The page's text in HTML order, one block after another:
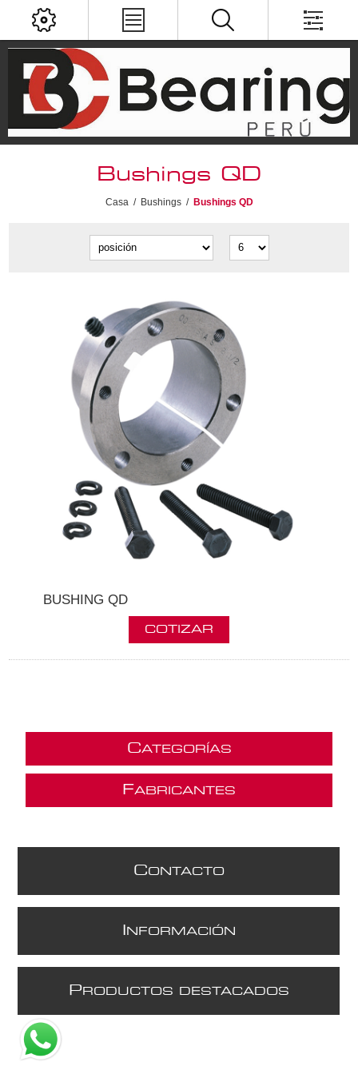
Bushings QD
Casa / Bushings / Bushings QD
BUSHING QD
CATEGORÍAS
FABRICANTES
CONTACTO
NFORMACIÓN
PRODUCTOS DESTACADOS